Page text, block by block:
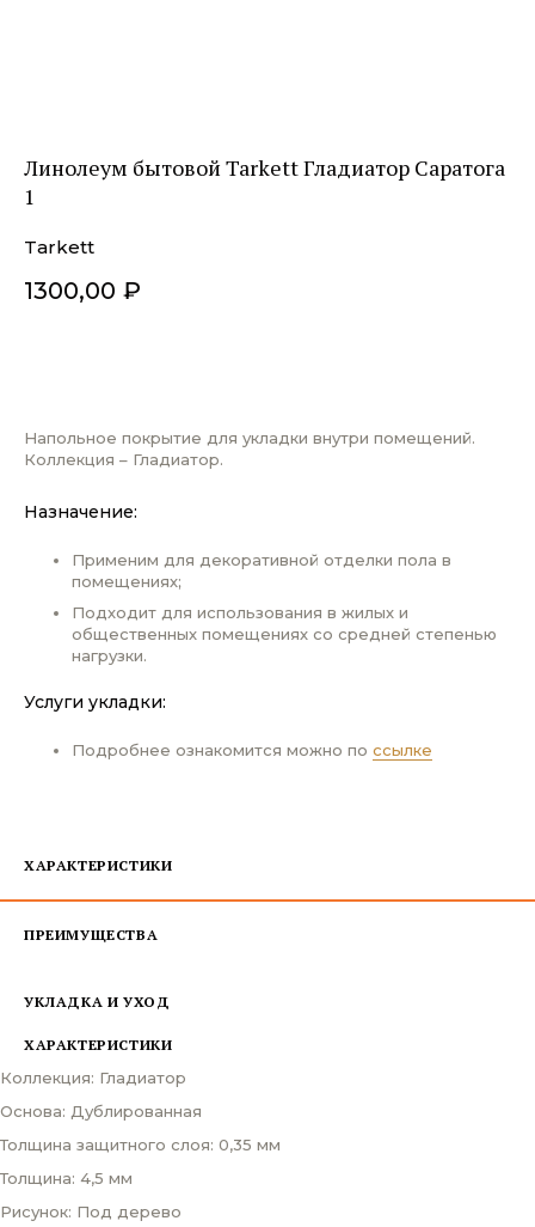
Линолеум бытовой Tarkett Гладиатор Саратога
1
Tarkett
1300,00 ₽
Напольное покрытие для укладки внутри помещений.
Коллекция – Гладиатор.
Назначение:
Применим для декоративной отделки пола в
помещениях;
Подходит для использования в жилых и
общественных помещениях со средней степенью
нагрузки.
Услуги укладки:
Подробнее ознакомится можно по ссылке
ХАРАКТЕРИСТИКИ
ПРЕИМУЩЕСТВА
УКЛАДКА И УХОД
ХАРАКТЕРИСТИКИ
Коллекция: Гладиатор
Основа: Дублированная
Толщина защитного слоя: 0,35 мм
Толщина: 4,5 мм
Рисунок: Под дерево